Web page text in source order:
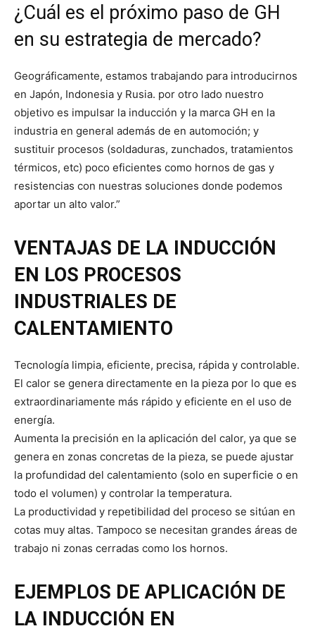
¿Cuál es el próximo paso de GH
en su estrategia de mercado?
Geográficamente, estamos trabajando para introducirnos
en Japón, Indonesia y Rusia. por otro lado nuestro
objetivo es impulsar la inducción y la marca GH en la
industria en general además de en automoción; y
sustituir procesos (soldaduras, zunchados, tratamientos
térmicos, etc) poco eficientes como hornos de gas y
resistencias con nuestras soluciones donde podemos
aportar un alto valor.”
VENTAJAS DE LA INDUCCIÓN
EN LOS PROCESOS
INDUSTRIALES DE
CALENTAMIENTO
Tecnología limpia, eficiente, precisa, rápida y controlable.
El calor se genera directamente en la pieza por lo que es
extraordinariamente más rápido y eficiente en el uso de
energía.
Aumenta la precisión en la aplicación del calor, ya que se
genera en zonas concretas de la pieza, se puede ajustar
la profundidad del calentamiento (solo en superficie o en
todo el volumen) y controlar la temperatura.
La productividad y repetibilidad del proceso se sitúan en
cotas muy altas. Tampoco se necesitan grandes áreas de
trabajo ni zonas cerradas como los hornos.
EJEMPLOS DE APLICACIÓN DE
LA INDUCCIÓN EN